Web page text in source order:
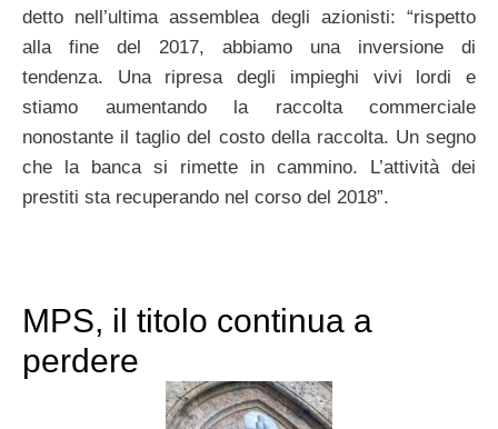
detto nell’ultima assemblea degli azionisti: “rispetto
alla fine del 2017, abbiamo una inversione di
tendenza. Una ripresa degli impieghi vivi lordi e
stiamo aumentando la raccolta commerciale
nonostante il taglio del costo della raccolta. Un segno
che la banca si rimette in cammino. L’attività dei
prestiti sta recuperando nel corso del 2018”.
MPS, il titolo continua a
perdere